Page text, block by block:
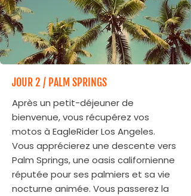
JOUR 2 / PALM SPRINGS
Après un petit-déjeuner de
bienvenue, vous récupérez vos
motos à EagleRider Los Angeles.
Vous apprécierez une descente vers
Palm Springs, une oasis californienne
réputée pour ses palmiers et sa vie
nocturne animée. Vous passerez la